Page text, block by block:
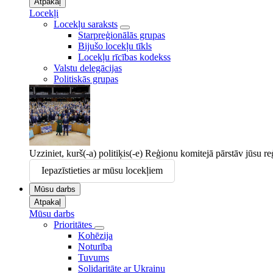
Locekļi
Locekļu saraksts
Starpreģionālās grupas
Bijušo locekļu tīkls
Locekļu rīcības kodekss
Valstu delegācijas
Politiskās grupas
Uzziniet, kurš(-a) politiķis(-e) Reģionu komitejā pārstāv jūsu
Iepazīstieties ar mūsu locekļiem
Mūsu darbs
Atpakaļ
Mūsu darbs
Prioritātes
Kohēzija
Noturība
Tuvums
Solidaritāte ar Ukrainu